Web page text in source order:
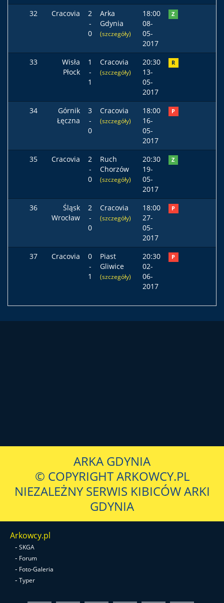
32 Cracovia
2
-
0
Arka
Gdynia
(szczegóły)
18:00
08-
05-
2017
Z
33
Wisła
Płock
1
-
1
Cracovia
(szczegóły)
20:30
13-
05-
2017
R
34
Górnik
Łęczna
3
-
0
Cracovia
(szczegóły)
18:00
16-
05-
2017
P
35 Cracovia
2
-
0
Ruch
Chorzów
(szczegóły)
20:30
19-
05-
2017
Z
36
Śląsk
Wrocław
2
-
0
Cracovia
(szczegóły)
18:00
27-
05-
2017
P
37 Cracovia
0
-
1
Piast
Gliwice
(szczegóły)
20:30
02-
06-
2017
P
ARKA GDYNIA
© COPYRIGHT ARKOWCY.PL
NIEZALEŻNY SERWIS KIBICÓW ARKI
GDYNIA
Arkowcy.pl
- SKGA
- Forum
- Foto-Galeria
- Typer